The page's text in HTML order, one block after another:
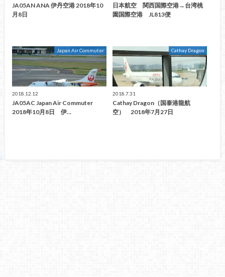
JA05AN ANA 伊丹空港 2018年10
月8日
日本航空 関西国際空港→台湾桃
園国際空港 JL813便
Japan Air Commuter
2018.12.12
JA05AC Japan Air Commuter
2018年10月8日 伊…
Cathay Dragon
2018.7.31
Cathay Dragon（国泰港龍航
空） 2018年7月27日